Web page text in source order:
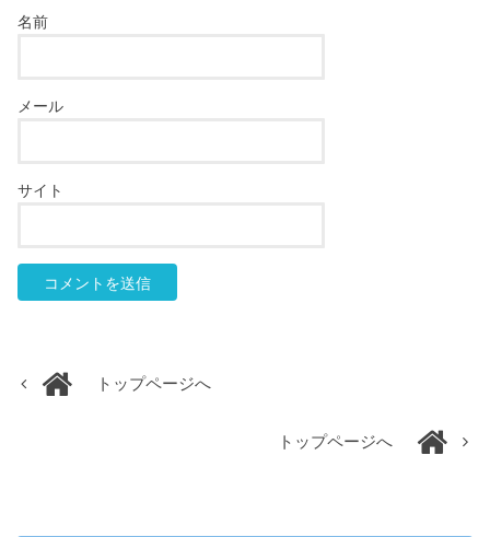
名前
メール
サイト
トップページへ
トップページへ